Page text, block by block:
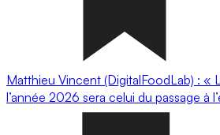
Matthieu Vincent (DigitalFoodLab) : «
l’année 2026 sera celui du passage à